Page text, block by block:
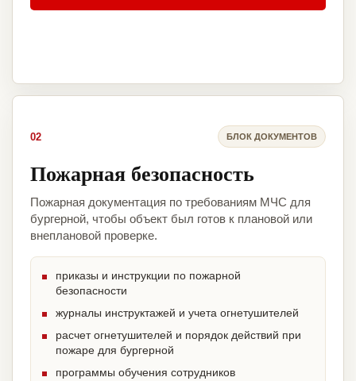
02 БЛОК ДОКУМЕНТОВ
Пожарная безопасность
Пожарная документация по требованиям МЧС для
бургерной, чтобы объект был готов к плановой или
внеплановой проверке.
приказы и инструкции по пожарной
безопасности
журналы инструктажей и учета огнетушителей
расчет огнетушителей и порядок действий при
пожаре для бургерной
программы обучения сотрудников